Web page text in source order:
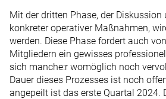
Mit der dritten Phase, der Diskussion
konkreter operativer Maßnahmen,
werden. Diese Phase fordert auch
Mitgliedern ein gewisses
sich manche:r womöglich noch
Dauer dieses Prozesses ist noch
angepeilt ist das erste Quartal 2024.